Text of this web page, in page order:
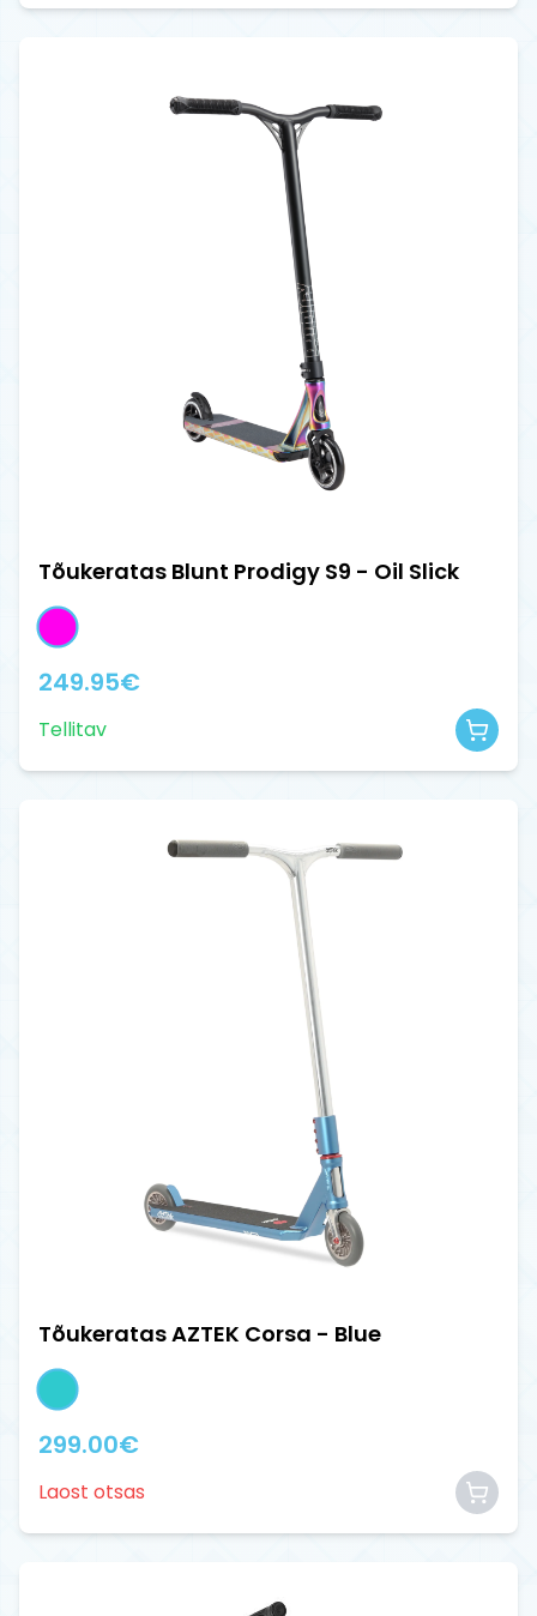
Tõukeratas Blunt Prodigy S9 - Oil Slick
249.95€
Tellitav
Tõukeratas AZTEK Corsa - Blue
299.00€
Laost otsas